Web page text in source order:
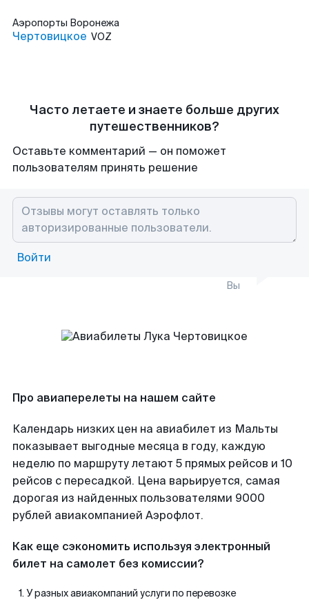
Аэропорты Воронежа
Чертовицкое VOZ
Часто летаете и знаете больше других
путешественников?
Оставьте комментарий — он поможет
пользователям принять решение
Войти
Вы
Про авиаперелеты на нашем сайте
Календарь низких цен на авиабилет из Мальты
показывает выгодные месяца в году, каждую
неделю по маршруту летают 5 прямых рейсов и 10
рейсов с пересадкой. Цена варьируется, самая
дорогая из найденных пользователями 9000
рублей авиакомпанией Аэрофлот.
Как еще сэкономить используя электронный
билет на самолет без комиссии?
У разных авиакомпаний услуги по перевозке